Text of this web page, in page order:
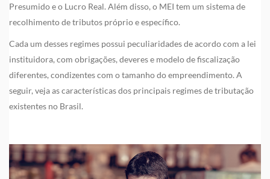
Presumido e o Lucro Real. Além disso, o MEI tem um sistema de
recolhimento de tributos próprio e específico.
Cada um desses regimes possui peculiaridades de acordo com a lei
instituidora, com obrigações, deveres e modelo de fiscalização
diferentes, condizentes com o tamanho do empreendimento. A
seguir, veja as características dos principais regimes de tributação
existentes no Brasil.